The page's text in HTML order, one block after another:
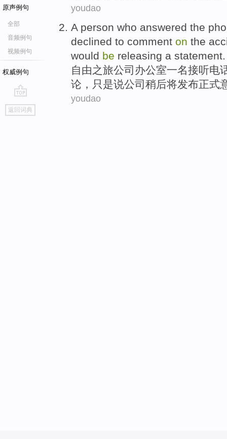
原声例句
全部
音频例句
视频例句
权威例句
go
top
返回词典
youdao
A person who answered the
declined to comment on the
would be releasing a statement.
自由之旅公司办公室一名接听电
论 ， 只是说公司 稍后将发布正式
youdao